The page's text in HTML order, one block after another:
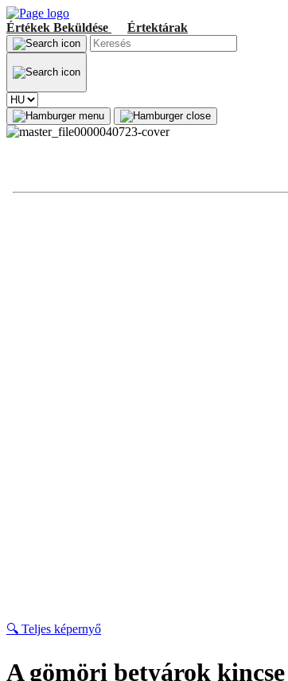
Értékek Beküldése Értektárak
🔍 Teljes képernyő
A gömöri betyárok kincse